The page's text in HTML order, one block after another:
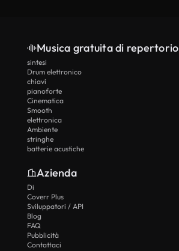
Musica gratuita di repertorio
sintesi
Drum elettronico
chiavi
pianoforte
Cinematica
Smooth
elettronica
Ambiente
stringhe
batterie acustiche
Azienda
Di
Coverr Plus
Sviluppatori / API
Blog
FAQ
Pubblicità
Contattaci